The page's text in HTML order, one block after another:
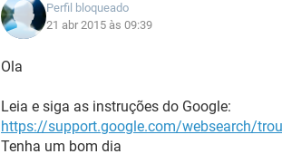
Perfil bloqueado
21 abr 2015 às 09:39
Ola
Leia e siga as instruções do Google:
https://support.google.com/websearch/
Tenha um bom dia